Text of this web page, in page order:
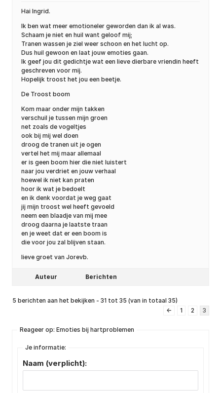
Hai Ingrid.
Ik ben wat meer emotioneler geworden dan ik al was.
Schaam je niet en huil want geloof mij;
Tranen wassen je ziel weer schoon en het lucht op.
Dus huil gewoon en laat jouw emoties gaan.
Ik geef jou dit gedichtje wat een lieve dierbare vriendin heeft
geschreven voor mij.
Hopelijk troost het jou een beetje.
De Troost boom
Kom maar onder mijn takken
verschuil je tussen mijn groen
net zoals de vogeltjes
ook bij mij wel doen
droog de tranen uit je ogen
vertel het mij maar allemaal
er is geen boom hier die niet luistert
naar jou verdriet en jouw verhaal
hoewel ik niet kan praten
hoor ik wat je bedoelt
en ik denk voordat je weg gaat
jij mijn troost wel heeft gevoeld
neem een blaadje van mij mee
droog daarna je laatste traan
en je weet dat er een boom is
die voor jou zal blijven staan.
lieve groet van Jorevb.
Auteur Berichten
5 berichten aan het bekijken - 31 tot 35 (van in totaal 35)
←
1 2 3
Reageer op: Emoties bij hartproblemen
Je informatie:
Naam (verplicht):